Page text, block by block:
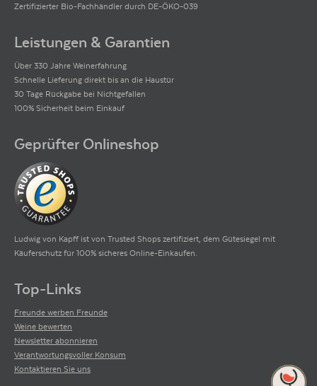
Zertifizierter Bio-Fachhändler durch DE-ÖKO-039
Leistungen & Garantien
Über 330 Jahre Weinerfahrung
Schnelle Lieferung direkt bis an die Haustür
30 Tage Rückgabe bei Nichtgefallen
100% Sicherheit beim Einkauf
Geprüfter Onlineshop
Ludwig von Kapff ist von Trusted Shops zertifiziert, dem Gütesiegel mit
Käuferschutz für 100% sicheres Online-Einkaufen.
Top-Links
Freunde werben Freunde
Weine bewerten
Newsletter abonnieren
Verantwortungsvoller Konsum
Kontaktieren Sie uns